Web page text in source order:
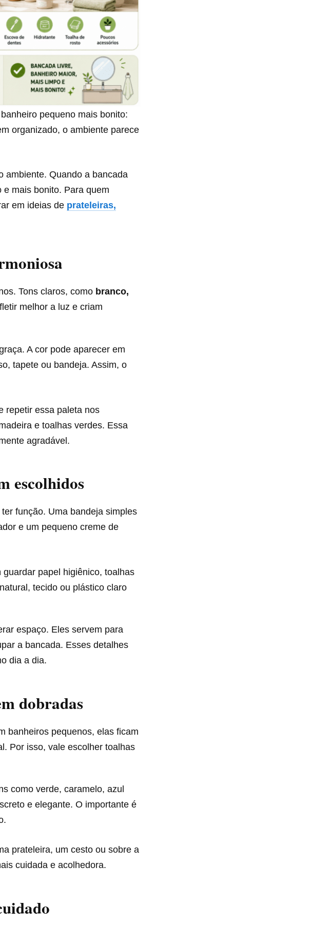
pequeno mais bonito:
organizado, o ambiente parece
ambiente. Quando a bancada
mais bonito. Para quem
em ideias de prateleiras,
Tons claros, como branco,
melhor a luz e criam
A cor pode aparecer em
tapete ou bandeja. Assim, o
repetir essa paleta nos
e toalhas verdes. Essa
agradável.
escolhidos
função. Uma bandeja simples
e um pequeno creme de
papel higiênico, toalhas
tecido ou plástico claro
espaço. Eles servem para
a bancada. Esses detalhes
dia a dia.
dobradas
banheiros pequenos, elas ficam
Por isso, vale escolher toalhas
como verde, caramelo, azul
e elegante. O importante é
prateleira, um cesto ou sobre a
cuidada e acolhedora.